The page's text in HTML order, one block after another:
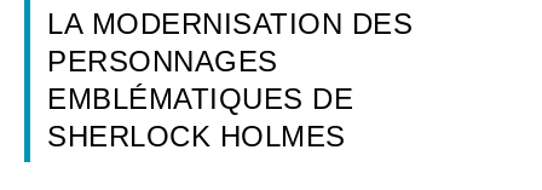
LA MODERNISATION DES
PERSONNAGES
EMBLÉMATIQUES DE
SHERLOCK HOLMES